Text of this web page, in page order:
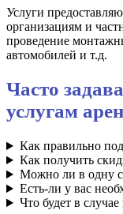
Услуги
организациям и
проведение
автомобилей и т.д.
Часто
услугам
Как правильно
Как получить
Можно ли в одну
Есть-ли у вас
Что будет в